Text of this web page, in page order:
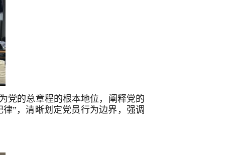
党的总章程的根本地位，阐释党的
”，清晰划定党员行为边界，强调